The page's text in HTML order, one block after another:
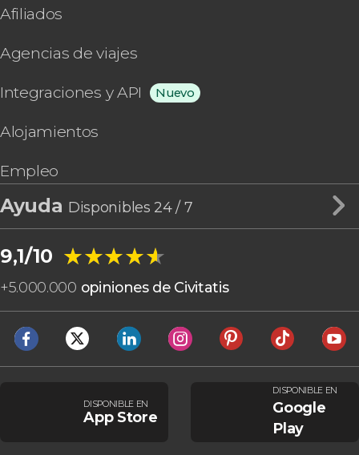
Afiliados
Agencias de viajes
Integraciones y API Nuevo
Alojamientos
Empleo
Ayuda Disponibles 24 / 7
9,1/10 ★★★★★
★★★★★
+5.000.000 opiniones de Civitatis
DISPONIBLE EN
App Store
DISPONIBLE EN
Google
Play